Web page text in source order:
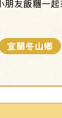
友飯糰一
宜蘭冬山鄉